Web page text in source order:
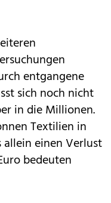
entgangene
sich noch nicht
in die Millionen.
Textilien in
allein einen Verlust
bedeuten